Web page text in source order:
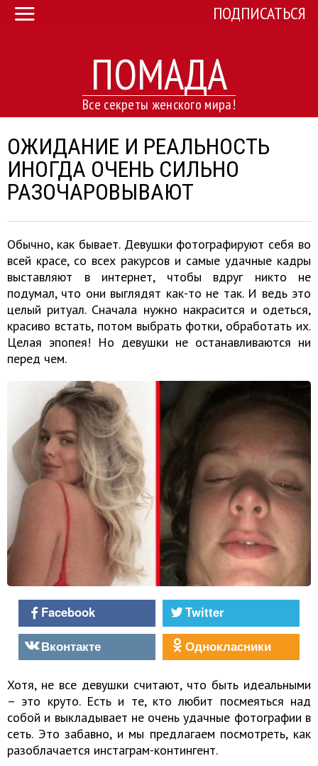
ПОМАДА
Все секреты женского мира!
ПОДПИСАТЬСЯ
ОЖИДАНИЕ И РЕАЛЬНОСТЬ
ИНОГДА ОЧЕНЬ СИЛЬНО
РАЗОЧАРОВЫВАЮТ
Обычно, как бывает. Девушки фотографируют себя во
всей красе, со всех ракурсов и самые удачные кадры
выставляют в интернет, чтобы вдруг никто не
подумал, что они выглядят как-то не так. И ведь это
целый ритуал. Сначала нужно накрасится и одеться,
красиво встать, потом выбрать фотки, обработать их.
Целая эпопея! Но девушки не останавливаются ни
перед чем.
Facebook
Twitter
Вконтакте
Однокласники
Хотя, не все девушки считают, что быть идеальными
– это круто. Есть и те, кто любит посмеяться над
собой и выкладывает не очень удачные фотографии в
сеть. Это забавно, и мы предлагаем посмотреть, как
разоблачается инстаграм-контингент.